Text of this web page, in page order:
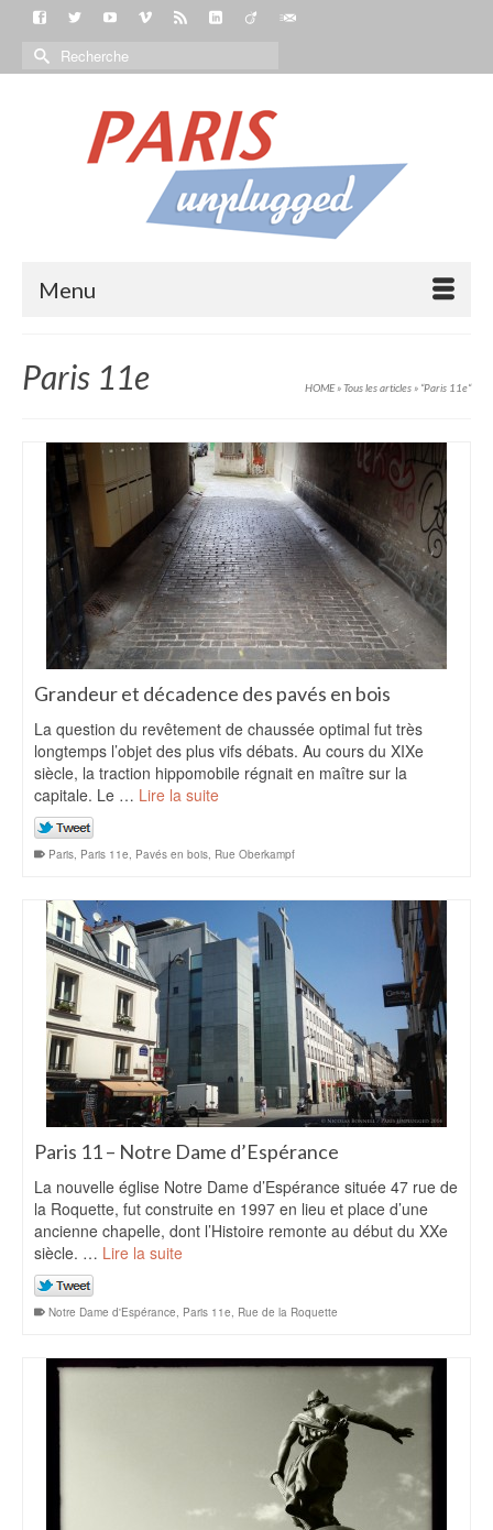
Menu
Paris 11e HOME»Tous les articles » “Paris 11e“
Grandeur et décadence des pavés en bois
La question du revêtement de chaussée optimal fut très
longtemps l’objet des plus vifs débats. Au cours du XIXe
siècle, la traction hippomobile régnait en maître sur la
capitale. Le … Lire la suite
Paris, Paris 11e, Pavés en bois, Rue Oberkampf
Paris 11 – Notre Dame d’Espérance
La nouvelle église Notre Dame d’Espérance située 47 rue de
la Roquette, fut construite en 1997 en lieu et place d’une
ancienne chapelle, dont l’Histoire remonte au début du XXe
siècle. … Lire la suite
Notre Dame d'Espérance, Paris 11e, Rue de la Roquette